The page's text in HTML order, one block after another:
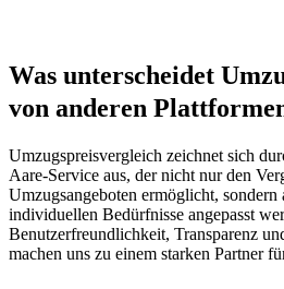
Was unterscheidet
von anderen
Umzugspreisvergleich zeichnet sich
Aare-Service aus, der nicht nur den
Umzugsangeboten ermöglicht,
individuellen Bedürfnisse angepasst
Benutzerfreundlichkeit, Transparenz
machen uns zu einem starken Partner